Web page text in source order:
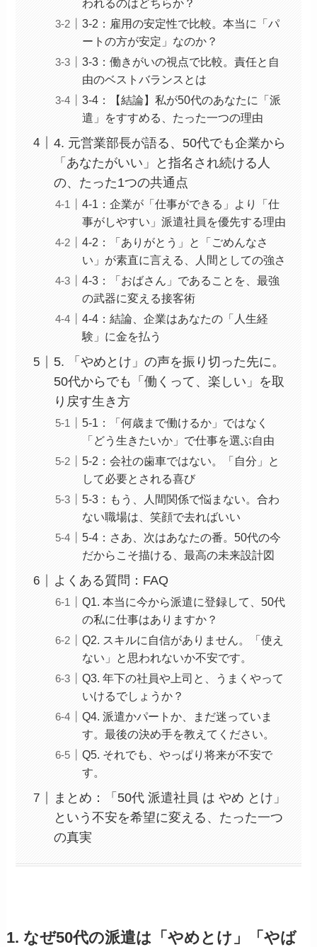
われるのはどちらか？
3-2：雇用の安定性で比較。本当に「パ
ートの方が安定」なのか？
3-3：働きがいの視点で比較。責任と自
由のベストバランスとは
3-4：【結論】私が50代のあなたに「派
遣」をすすめる、たった一つの理由
4. 元営業部長が語る、50代でも企業から
「あなたがいい」と指名され続ける人
の、たった1つの共通点
4-1：企業が「仕事ができる」より「仕
事がしやすい」派遣社員を優先する理由
4-2：「ありがとう」と「ごめんなさ
い」が素直に言える、人間としての強さ
4-3：「おばさん」であることを、最強
の武器に変える接客術
4-4：結論、企業はあなたの「人生経
験」に金を払う
5. 「やめとけ」の声を振り切った先に。
50代からでも「働くって、楽しい」を取
り戻す生き方
5-1：「何歳まで働けるか」ではなく
「どう生きたいか」で仕事を選ぶ自由
5-2：会社の歯車ではない。「自分」と
して必要とされる喜び
5-3：もう、人間関係で悩まない。合わ
ない職場は、笑顔で去ればいい
5-4：さあ、次はあなたの番。50代の今
だからこそ描ける、最高の未来設計図
よくある質問：FAQ
Q1. 本当に今から派遣に登録して、50代
の私に仕事はありますか？
Q2. スキルに自信がありません。「使え
ない」と思われないか不安です。
Q3. 年下の社員や上司と、うまくやって
いけるでしょうか？
Q4. 派遣かパートか、まだ迷っていま
す。最後の決め手を教えてください。
Q5. それでも、やっぱり将来が不安で
す。
まとめ：「50代 派遣社員 は やめ とけ」
という不安を希望に変える、たった一つ
の真実
1. なぜ50代の派遣は「やめとけ」「やば